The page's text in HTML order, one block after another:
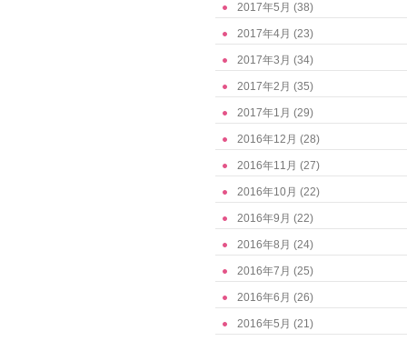
2017年5月 (38)
2017年4月 (23)
2017年3月 (34)
2017年2月 (35)
2017年1月 (29)
2016年12月 (28)
2016年11月 (27)
2016年10月 (22)
2016年9月 (22)
2016年8月 (24)
2016年7月 (25)
2016年6月 (26)
2016年5月 (21)